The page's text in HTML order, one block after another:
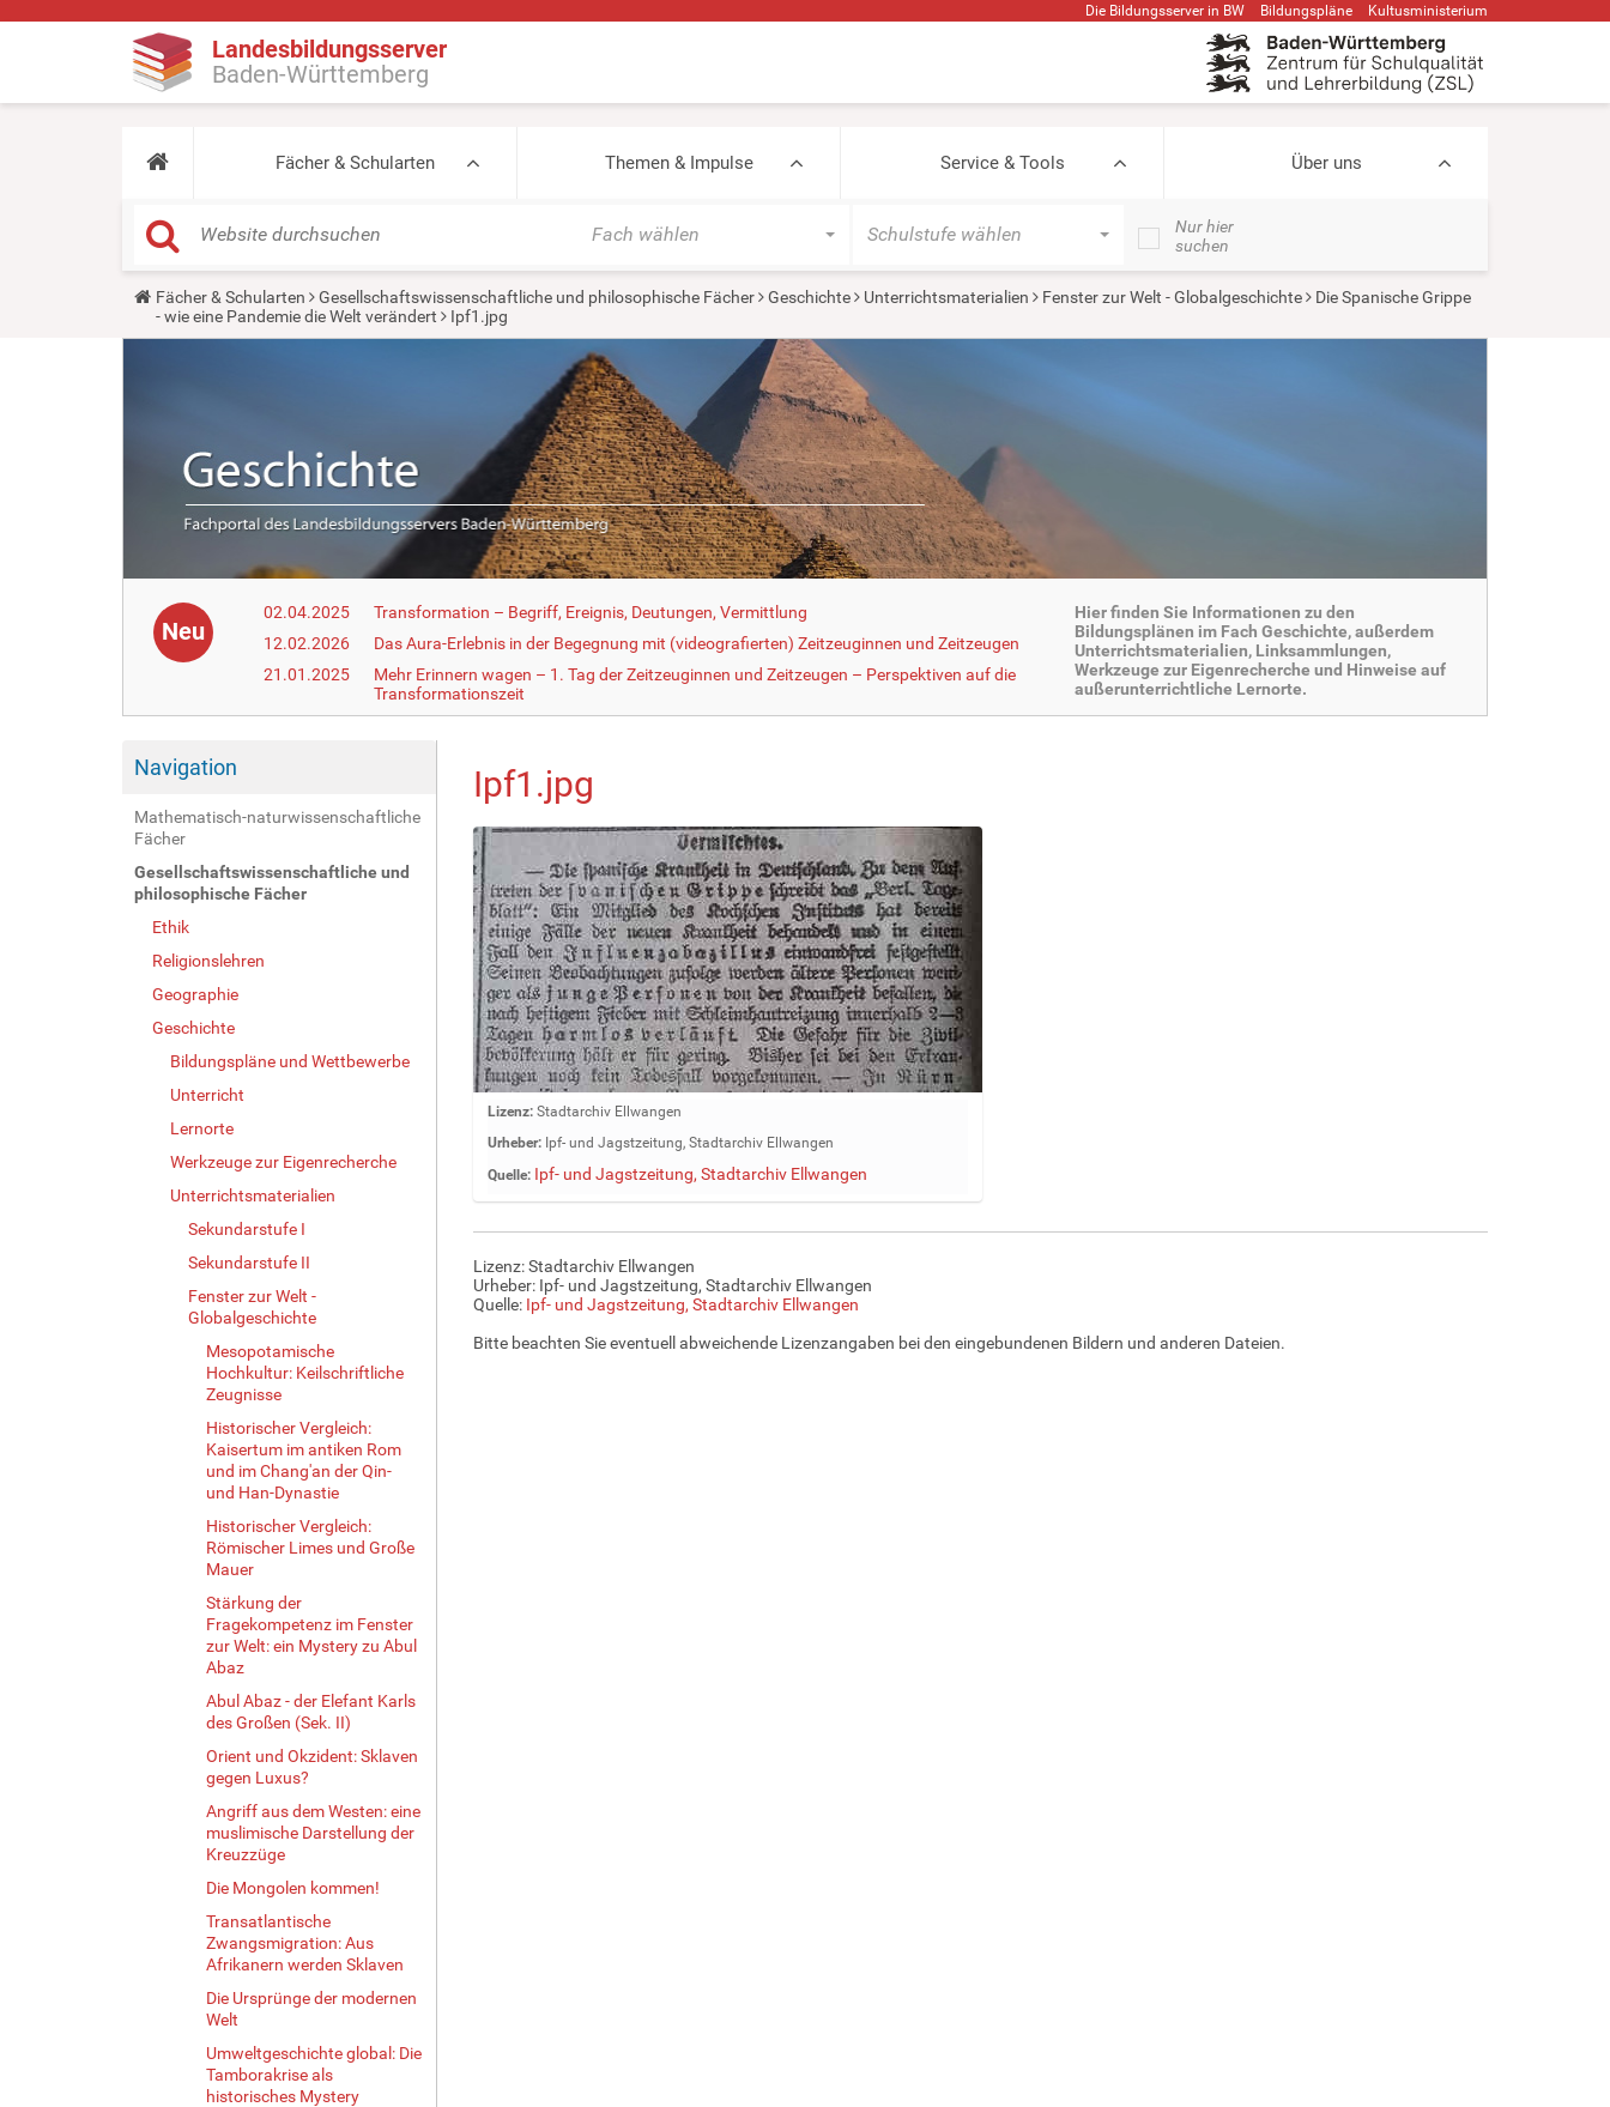
Die Bildungsserver in BW Bildungspläne Kultusministerium
Landesbildungsserver
Baden-Württemberg
Fächer & Schularten Themen & Impulse Service & Tools Über uns
Fach wählen Schulstufe wählen
Nur hier
suchen
Y
u
Fächer & Schularten Gesellschaftswissenschaftliche und philosophische Fächer Geschichte Unterrichtsmaterialien Fenster zur Welt - Globalgeschichte
Die Spanische Grippe
- wie eine Pandemie die Welt verändert
Ipf1.jpg
Neu
02.04.2025
Transformation – Begriff, Ereignis, Deutungen, Vermittlung
12.02.2026
Das Aura-Erlebnis in der Begegnung mit (videografierten) Zeitzeuginnen und Zeitzeugen
21.01.2025
Mehr Erinnern wagen – 1. Tag der Zeitzeuginnen und Zeitzeugen – Perspektiven auf die
Transformationszeit
Hier finden Sie Informationen zu den
Bildungsplänen im Fach Geschichte, außerdem
Unterrichtsmaterialien, Linksammlungen,
Werkzeuge zur Eigenrecherche und Hinweise auf
außerunterrichtliche Lernorte.
Navigation
Mathematisch-naturwissenschaftliche
Fächer
Gesellschaftswissenschaftliche und
philosophische Fächer
Ethik
Religionslehren
Geographie
Geschichte
Bildungspläne und Wettbewerbe
Unterricht
Lernorte
Werkzeuge zur Eigenrecherche
Unterrichtsmaterialien
Sekundarstufe I
Sekundarstufe II
Fenster zur Welt -
Globalgeschichte
Mesopotamische
Hochkultur: Keilschriftliche
Zeugnisse
Historischer Vergleich:
Kaisertum im antiken Rom
und im Chang'an der Qin-
und Han-Dynastie
Historischer Vergleich:
Römischer Limes und Große
Mauer
Stärkung der
Fragekompetenz im Fenster
zur Welt: ein Mystery zu Abul
Abaz
Abul Abaz - der Elefant Karls
des Großen (Sek. II)
Orient und Okzident: Sklaven
gegen Luxus?
Angriff aus dem Westen: eine
muslimische Darstellung der
Kreuzzüge
Die Mongolen kommen!
Transatlantische
Zwangsmigration: Aus
Afrikanern werden Sklaven
Die Ursprünge der modernen
Welt
Umweltgeschichte global: Die
Tamborakrise als
historisches Mystery
Ipf1.jpg
Z
e
g
e
B
l
d
n
Lizenz:Stadtarchiv Ellwangen
Urheber:Ipf- und Jagstzeitung, Stadtarchiv Ellwangen
Quelle: Ipf- und Jagstzeitung, Stadtarchiv Ellwangen
Lizenz: Stadtarchiv Ellwangen
Urheber: Ipf- und Jagstzeitung, Stadtarchiv Ellwangen
Quelle: Ipf- und Jagstzeitung, Stadtarchiv Ellwangen
Bitte beachten Sie eventuell abweichende Lizenzangaben bei den eingebundenen Bildern und anderen Dateien.